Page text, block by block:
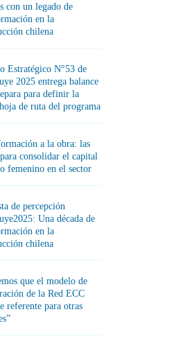
con un legado de
en la
chilena
Estratégico N°53 de
2025 entrega balance
para definir la
de ruta del programa
a la obra: las
consolidar el capital
femenino en el sector
de percepción
Una década de
en la
chilena
que el modelo de
de la Red ECC
referente para otras